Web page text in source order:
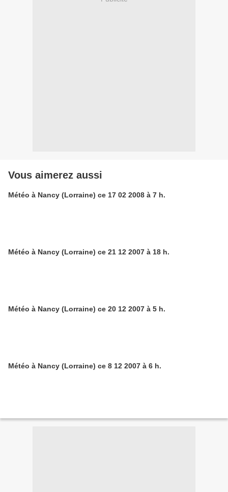
Vous aimerez aussi
Météo à Nancy (Lorraine) ce 17 02 2008 à 7 h.
Météo à Nancy (Lorraine) ce 21 12 2007 à 18 h.
Météo à Nancy (Lorraine) ce 20 12 2007 à 5 h.
Météo à Nancy (Lorraine) ce 8 12 2007 à 6 h.